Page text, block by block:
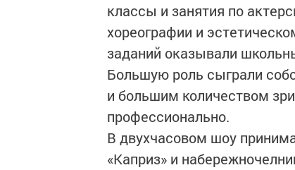
классы и занятия по
хореографии и
заданий оказывали
Большую роль сыграли
и большим количеством
профессионально.
В двухчасовом шоу
«Каприз» и